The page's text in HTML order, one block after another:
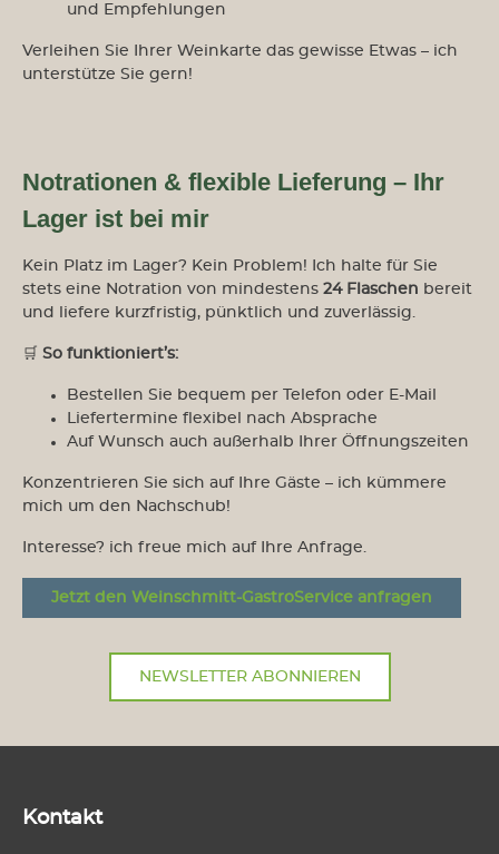
und Empfehlungen
Verleihen Sie Ihrer Weinkarte das gewisse Etwas – ich
unterstütze Sie gern!
Notrationen & flexible Lieferung – Ihr
Lager ist bei mir
Kein Platz im Lager? Kein Problem! Ich halte für Sie
stets eine Notration von mindestens 24 Flaschen bereit
und liefere kurzfristig, pünktlich und zuverlässig.
🛒 So funktioniert’s:
Bestellen Sie bequem per Telefon oder E-Mail
Liefertermine flexibel nach Absprache
Auf Wunsch auch außerhalb Ihrer Öffnungszeiten
Konzentrieren Sie sich auf Ihre Gäste – ich kümmere
mich um den Nachschub!
Interesse? ich freue mich auf Ihre Anfrage.
Jetzt den Weinschmitt-GastroService anfragen
NEWSLETTER ABONNIEREN
Kontakt